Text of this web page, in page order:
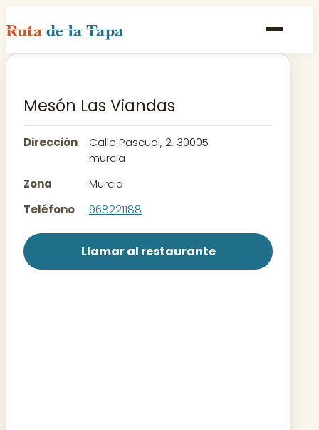
Rutade la Tapa
Inicio
Rutas
Contacto
Mesón Las Viandas
Dirección
Calle Pascual, 2, 30005
murcia
Zona
Murcia
Teléfono
968221188
Llamar al restaurante